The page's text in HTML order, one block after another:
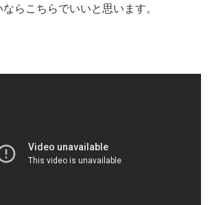
らこちらでいいと思います。